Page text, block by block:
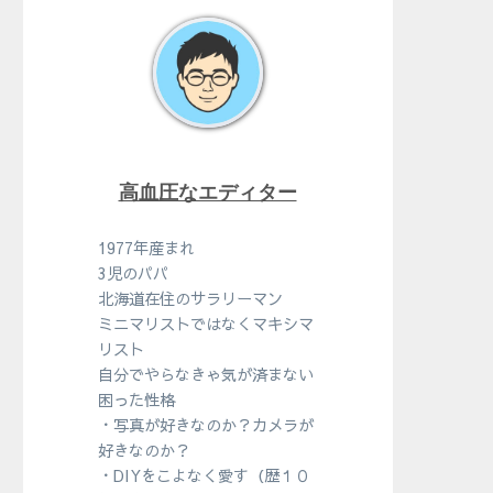
高血圧なエディター
1977年産まれ
3児のパパ
北海道在住のサラリーマン
ミニマリストではなくマキシマ
リスト
自分でやらなきゃ気が済まない
困った性格
・写真が好きなのか？カメラが
好きなのか？
・DIYをこよなく愛す（歴１０